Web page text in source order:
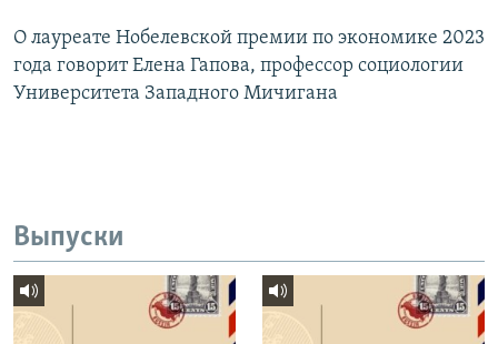
О лауреате Нобелевской премии по экономике 2023
года говорит Елена Гапова, профессор социологии
Университета Западного Мичигана
Выпуски